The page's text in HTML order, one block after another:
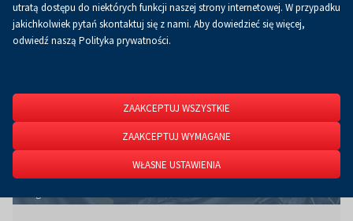
Szeroka oferta posiłków liofilizowanych prezentowana będzie na
utratą dostępu do niektórych funkcji naszej strony internetowej. W przypadku
jakichkolwiek pytań skontaktuj się z nami. Aby dowiedzieć się więcej,
odwiedź naszą Polityka prywatności.
ZAAKCEPTUJ WSZYSTKIE
ZAAKCEPTUJ WYMAGANE
WŁASNE USTAWIENIA